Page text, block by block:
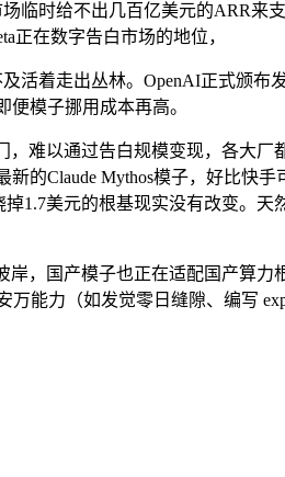
时给不出几百亿美元的ARR来
正在数字告白市场的地位，
着走出丛林。OpenAI正式颁布
模子挪用成本再高。
以通过告白规模变现，各大厂
Claude Mythos模子，好比快
1.7美元的根基现实没有改变。
国产模子也正在适配国产算力
能力（如发觉零日缝隙、编写